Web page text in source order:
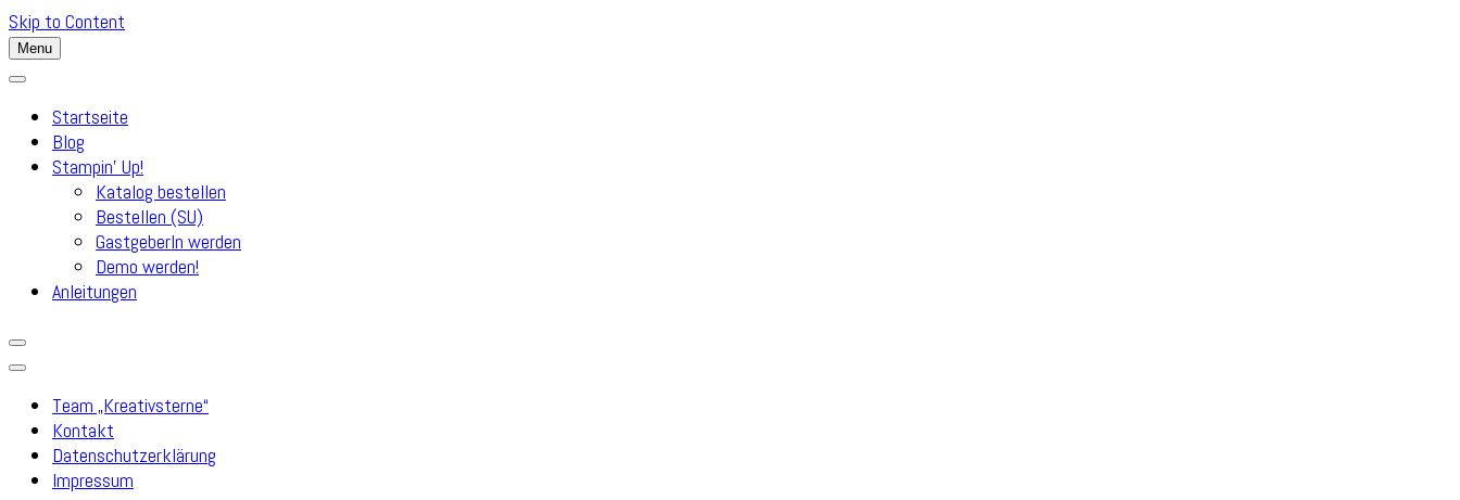
Skip to Content
Menu
Startseite
Blog
Stampin’ Up!
Katalog bestellen
Bestellen (SU)
GastgeberIn werden
Demo werden!
Anleitungen
Team „Kreativsterne“
Kontakt
Datenschutzerklärung
Impressum